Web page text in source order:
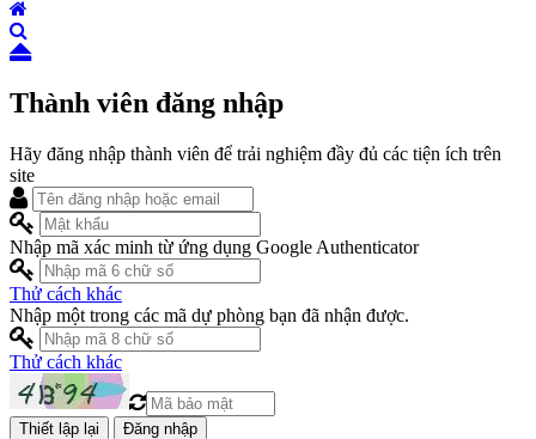
Thành viên đăng nhập
Hãy đăng nhập thành viên để trải nghiệm đầy đủ các tiện ích trên
site
Nhập mã xác minh từ ứng dụng Google Authenticator
Thử cách khác
Nhập một trong các mã dự phòng bạn đã nhận được.
Thử cách khác
Đăng nhập